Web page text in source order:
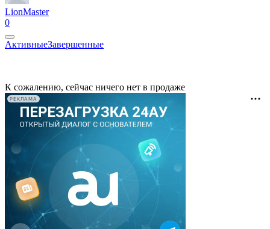
LionMaster
0
АктивныеЗавершенные
К сожалению, сейчас ничего нет в продаже
РЕКЛАМА